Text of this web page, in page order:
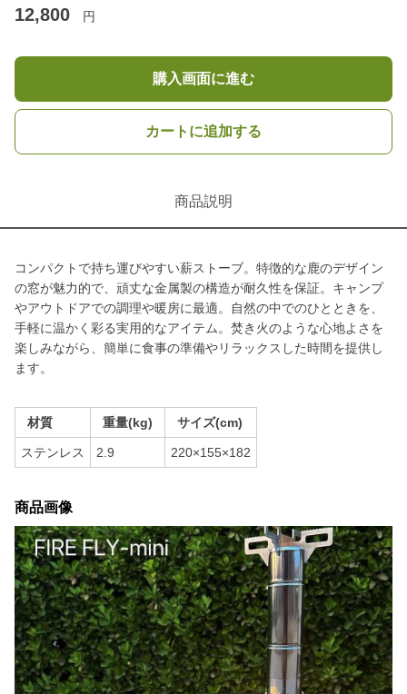
12,800 円
購入画面に進む
カートに追加する
商品説明
コンパクトで持ち運びやすい薪ストーブ。特徴的な鹿のデザイン
の窓が魅力的で、頑丈な金属製の構造が耐久性を保証。キャンプ
やアウトドアでの調理や暖房に最適。自然の中でのひとときを、
手軽に温かく彩る実用的なアイテム。焚き火のような心地よさを
楽しみながら、簡単に食事の準備やリラックスした時間を提供し
ます。
材質 重量(kg) サイズ(cm)
ステンレス 2.9 220×155×182
商品画像